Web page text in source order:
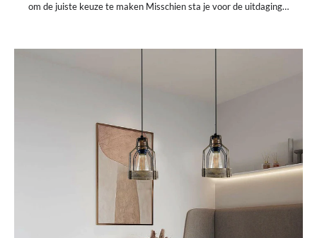
om de juiste keuze te maken Misschien sta je voor de uitdaging…